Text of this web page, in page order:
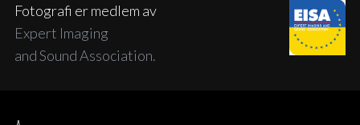
Fotografi er medlem av
Expert Imaging
and Sound Association.